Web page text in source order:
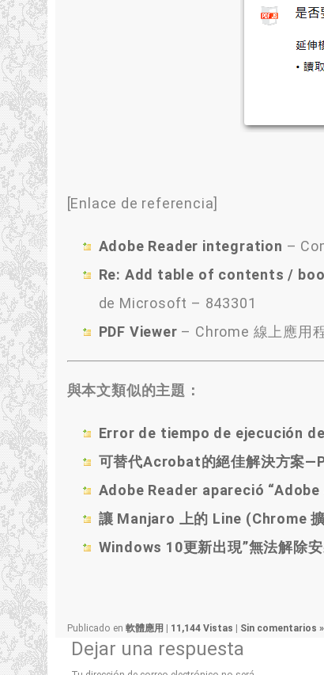
[Enlace de referencia]
Adobe Reader integration –
Re: Add table of contents /
de Microsoft – 843301
PDF Viewer – Chrome 線上應用
與本文類似的主題：
Error de tiempo de ejecución
可替代Acrobat的絕佳解決方案
Adobe Reader apareció
讓 Manjaro 上的 Line (Chrome
Windows 10更新出現”無法解除
Publicado en 軟體應用 11,144 Vistas Sin comentarios »
Dejar una respuesta